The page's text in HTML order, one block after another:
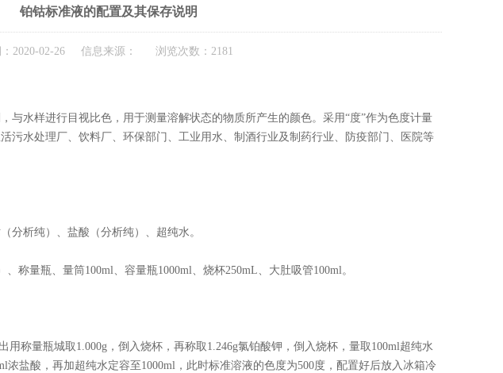
铂钴标准液的配置及其保存说明
：2020-02-26 信息来源： 浏览次数：2181
水样进行目视比色，用于测量溶解状态的物质所产生的颜色。采用“度”作为色度计量
污水处理厂、饮料厂、环保部门、工业用水、制酒行业及制药行业、防疫部门、医院等
析纯）、盐酸（分析纯）、超纯水。
量瓶、量筒100ml、容量瓶1000ml、烧杯250mL、大肚吸管100ml。
量瓶城取1.000g，倒入烧杯，再称取1.246g氯铂酸钾，倒入烧杯，量取100ml超纯水
浓盐酸，再加超纯水定容至1000ml，此时标准溶液的色度为500度，配置好后放入冰箱冷